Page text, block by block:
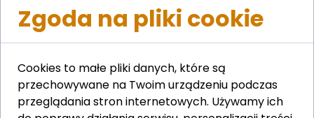
Czy masz jakieś
pytania?
Zgoda na pliki cookie
Cookies to małe pliki danych, które są
przechowywane na Twoim urządzeniu podczas
przeglądania stron internetowych. Używamy ich